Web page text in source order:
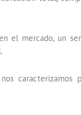
el mercado, un
.
caracterizamos